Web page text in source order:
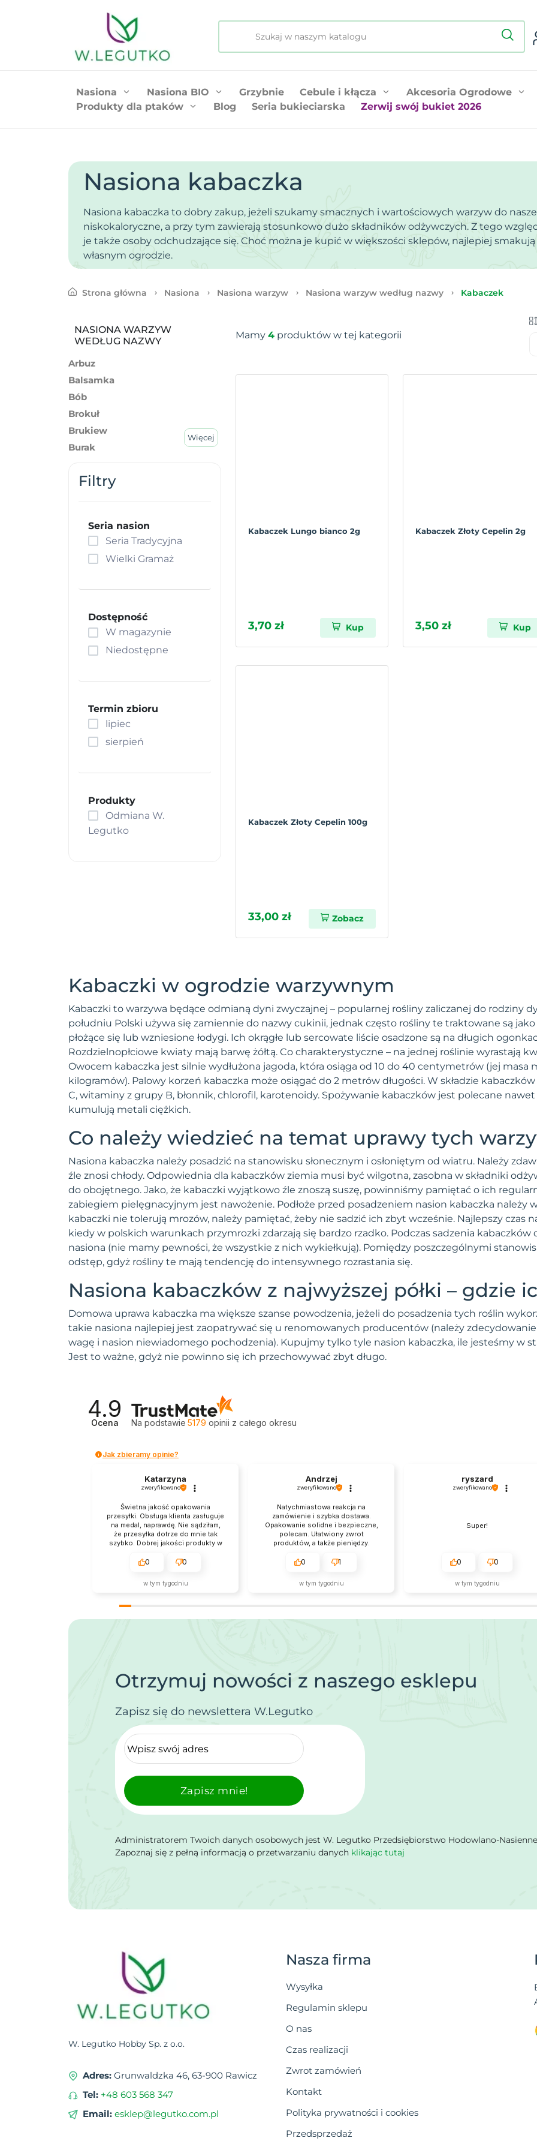
Nasiona Nasiona BIO Grzybnie Cebule i kłącza Akcesoria Ogrodowe
Produkty dla ptaków
Blog Seria bukieciarska Zerwij swój bukiet 2026
Nasiona kabaczka
Nasiona kabaczka to dobry zakup, jeżeli szukamy smacznych i wartościowych warzyw do
niskokaloryczne, a przy tym zawierają stosunkowo dużo składników odżywczych. Z tego
je także osoby odchudzające się. Choć można je kupić w większości sklepów, najlepiej
własnym ogrodzie.
Strona główna Nasiona Nasiona warzyw Nasiona warzyw według nazwy Kabaczek
NASIONA WARZYW
WEDŁUG NAZWY
Arbuz
Balsamka
Bób
Brokuł
Brukiew
Burak
Cukinia
Fasola
Fasolnik
Groch
Kalafior
Kalarepa
Kapusta
Kard
Koper
Koper włoski, Fenkuł
Kukurydza
Oberżyna
Okra
Portulaka
Rodzynek brazylijski
Rabarbar
Rokietta siewna
Roszponka
Rukola
Rzepa
Rzeżucha
Rzodkiew
Sałata
Seler
Skorzonera
Słonecznik
Szczaw
Szczypiorek
Szparag
Szpinak
Ziemniak
Więcej
Filtry
Seria nasion
Seria Tradycyjna
Wielki Gramaż
Dostępność
W magazynie
Niedostępne
Termin zbioru
lipiec
sierpień
Produkty
Odmiana W.
Legutko
Mamy 4 produktów w tej kategorii
Kabaczek Lungo bianco 2g
3,70 zł Kup
Kabaczek Złoty Cepelin 2g
3,50 zł Kup
Kabaczek Złoty Cepelin 100g
33,00 zł Zobacz
Kabaczki w ogrodzie warzywnym
Kabaczki to warzywa będące odmianą dyni zwyczajnej – popularnej rośliny zaliczanej do rodziny
południu Polski używa się zamiennie do nazwy cukinii, jednak często rośliny te traktowane są
płożące się lub wzniesione łodygi. Ich okrągłe lub sercowate liście osadzone są na długich
Rozdzielnopłciowe kwiaty mają barwę żółtą. Co charakterystyczne – na jednej roślinie wyrastają
Owocem kabaczka jest silnie wydłużona jagoda, która osiąga od 10 do 40 centymetrów (jej masa
kilogramów). Palowy korzeń kabaczka może osiągać do 2 metrów długości. W składzie
C, witaminy z grupy B, błonnik, chlorofil, karotenoidy. Spożywanie kabaczków jest polecane
kumulują metali ciężkich.
Co należy wiedzieć na temat uprawy tych
Nasiona kabaczka należy posadzić na stanowisku słonecznym i osłoniętym od wiatru. Należy
źle znosi chłody. Odpowiednia dla kabaczków ziemia musi być wilgotna, zasobna w składniki
do obojętnego. Jako, że kabaczki wyjątkowo źle znoszą suszę, powinniśmy pamiętać o ich
zabiegiem pielęgnacyjnym jest nawożenie. Podłoże przed posadzeniem nasion kabaczka należy
kabaczki nie tolerują mrozów, należy pamiętać, żeby nie sadzić ich zbyt wcześnie. Najlepszy czas
kiedy w polskich warunkach przymrozki zdarzają się bardzo rzadko. Podczas sadzenia kabaczków
nasiona (nie mamy pewności, że wszystkie z nich wykiełkują). Pomiędzy poszczególnymi
odstęp, gdyż rośliny te mają tendencję do intensywnego rozrastania się.
Nasiona kabaczków z najwyższej półki – gdzie
Domowa uprawa kabaczka ma większe szanse powodzenia, jeżeli do posadzenia tych roślin
takie nasiona najlepiej jest zaopatrywać się u renomowanych producentów (należy
wagę i nasion niewiadomego pochodzenia). Kupujmy tylko tyle nasion kabaczka, ile jesteśmy w
Jest to ważne, gdyż nie powinno się ich przechowywać zbyt długo.
4.9
Ocena Na podstawie 5179 opinii z całego okresu
Jak zbieramy opinie?
Katarzyna
zweryfikowano
Świetna jakość opakowania
przesyłki. Obsługa klienta zasługuje
na medal, naprawdę. Nie sądziłam,
że przesyłka dotrze do mnie tak
szybko. Dobrej jakości produkty w
0 0
w tym tygodniu
Andrzej
zweryfikowano
Natychmiastowa reakcja na
zamówienie i szybka dostawa.
Opakowanie solidne i bezpieczne,
polecam. Ułatwiony zwrot
produktów, a także pieniędzy.
opisem i przychodzą na czas. Nie
wrócę.
0 1
w tym tygodniu
ryszard
zweryfikowano
Super!
0 0
w tym tygodniu
Otrzymuj nowości z naszego esklepu
Zapisz się do newslettera W.Legutko
Zapisz mnie!
Administratorem Twoich danych osobowych jest W. Legutko Przedsiębiorstwo Hodowlano-Nasienne
Zapoznaj się z pełną informacją o przetwarzaniu danych klikając tutaj
W. Legutko Hobby Sp. z o.o.
Adres: Grunwaldzka 46, 63-900 Rawicz
Tel: +48 603 568 347
Email: esklep@legutko.com.pl
Nasza firma
Wysyłka
Regulamin sklepu
O nas
Czas realizacji
Zwrot zamówień
Kontakt
Polityka prywatności i cookies
Przedsprzedaż